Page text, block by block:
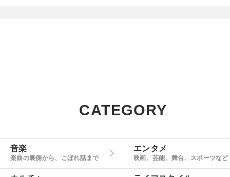
CATEGORY
音楽
楽曲の裏側から、こぼれ話まで
エンタメ
映画、芸能、舞台、スポーツなど